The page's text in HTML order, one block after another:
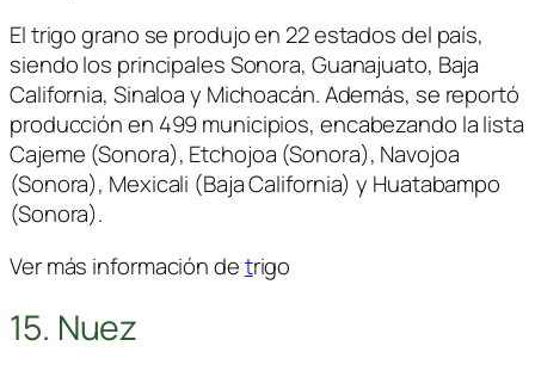
El trigo grano se produjo en 22 estados del país,
siendo los principales Sonora, Guanajuato, Baja
California, Sinaloa y Michoacán. Además, se reportó
producción en 499 municipios, encabezando la lista
Cajeme (Sonora), Etchojoa (Sonora), Navojoa
(Sonora), Mexicali (Baja California) y Huatabampo
(Sonora).
Ver más información detrigo
15. Nuez